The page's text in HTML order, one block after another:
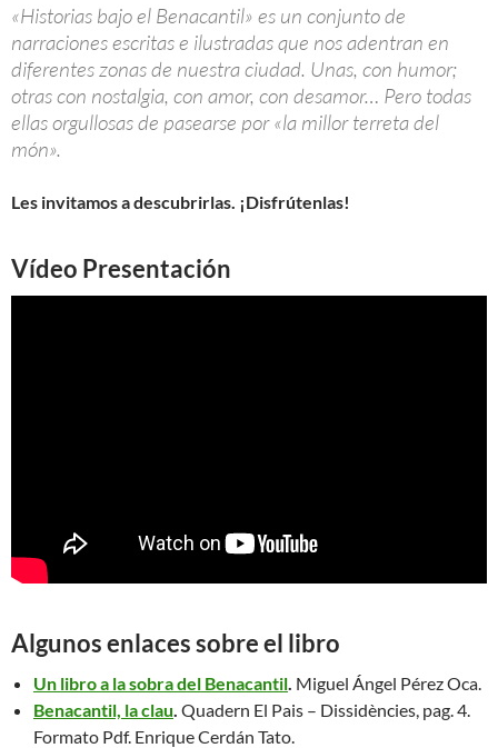
«Historias bajo el Benacantil» es un conjunto de
narraciones escritas e ilustradas que nos adentran en
diferentes zonas de nuestra ciudad. Unas, con humor;
otras con nostalgia, con amor, con desamor… Pero todas
ellas orgullosas de pasearse por «la millor terreta del
món».
Les invitamos a descubrirlas. ¡Disfrútenlas!
Vídeo Presentación
Algunos enlaces sobre el libro
Un libro a la sobra del Benacantil Miguel Ángel Pérez Oca.
Benacantil, la clau Quadern El Pais – Dissidències, pag. 4.
Formato Pdf. Enrique Cerdán Tato.